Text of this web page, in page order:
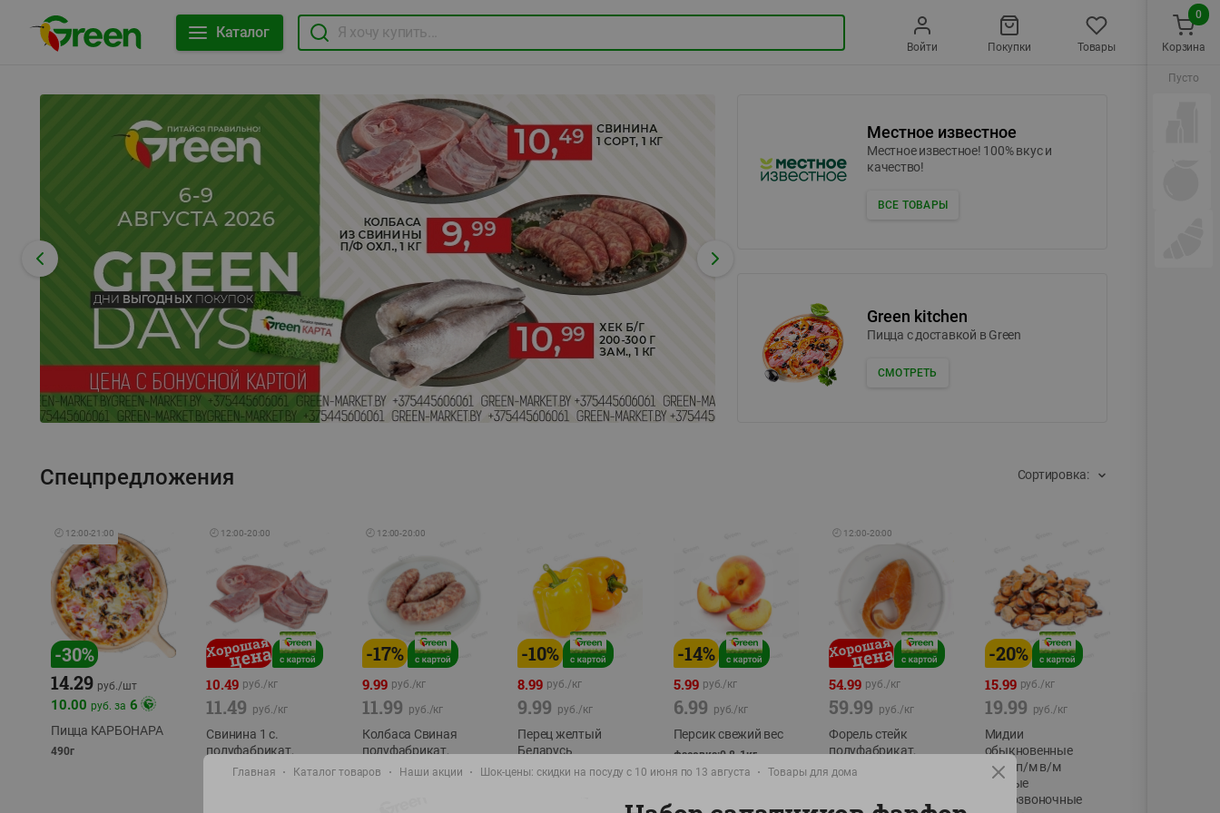
Каталог
Войти Покупки Товары
Местное известное
Местное известное! 100% вкус и
качество!
ВСЕ ТОВАРЫ
Green kitchen
Пицца c доставкой в Green
СМОТРЕТЬ
Спецпредложения Сортировка:
🕘 12:00-21:00
-30%
14.29 руб./шт
10.00 руб. за 6
Пицца КАРБОНАРА
490г
🕘 12:00-20:00
10.49 руб./кг
11.49 руб./кг
Свинина 1 с.
полуфабрикат,
охлажденный 1 кг
🕘 12:00-20:00
-17%
9.99 руб./кг
11.99 руб./кг
Колбаса Свиная
полуфабрикат,
охлажд
-10%
8.99 руб./кг
9.99 руб./кг
Перец желтый
Беларусь
фасовка: 0,3-0,7кг
-14%
5.99 руб./кг
6.99 руб./кг
Персик свежий вес
фасовка:0,8-1кг
🕘 12:00-20:00
54.99 руб./кг
59.99 руб./кг
Форель стейк
полуфабрикат,
охлажденный
-20%
15.99 руб./кг
19.99 руб./кг
Мидии
обыкновенные
мясо п/м в/м
водные
беспозвоночные
Корзина
0
Пусто
Главная Каталог товаров Наши акции Шок-цены: скидки на посуду с 10 июня по 13 августа Товары для дома